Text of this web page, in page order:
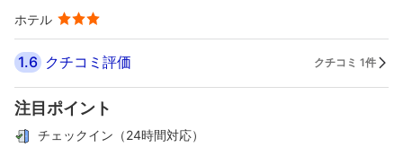
ホテル
1.6 クチコミ評価 クチコミ 1件
注目ポイント
チェックイン（24時間対応）